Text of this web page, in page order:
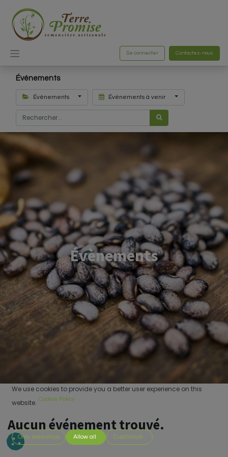
Se connecter Contactez-nous
Événements
Évènements Événements à venir
Évènements
Aucun événement trouvé.
We use cookies to provide you a better user experience on this
website. Cookie Policy
Only essentials Allow all Customize